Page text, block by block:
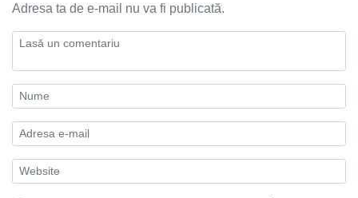
Adresa ta de e-mail nu va fi publicată.